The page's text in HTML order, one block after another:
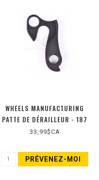
WHEELS MANUFACTURING
PATTE DE DÉRAILLEUR - 187
33,99$CA
PRÉVENEZ-MOI